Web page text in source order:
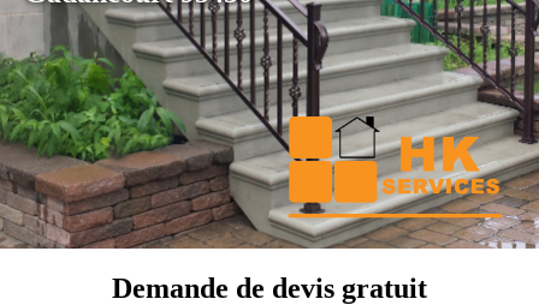
Demande de devis gratuit